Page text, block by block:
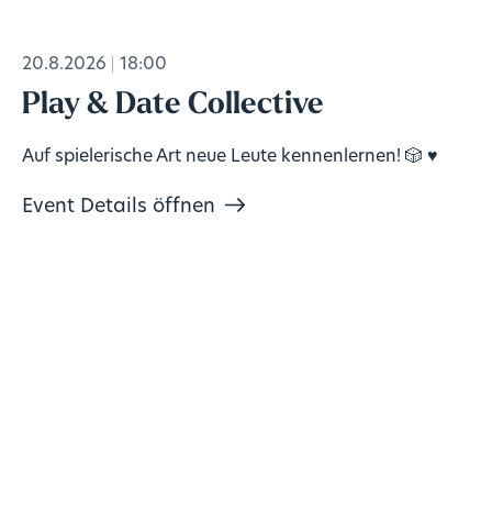
20.8.2026 18:00
Play & Date Collective
Auf spielerische Art neue Leute kennenlernen! 🎲 ♥️
Event Details öffnen